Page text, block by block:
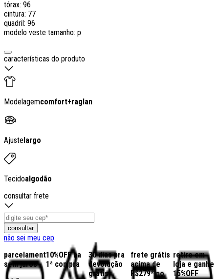
tórax: 96
cintura: 77
quadril: 96
modelo veste tamanho: p
características do produto
Modelagemcomfort+raglan
Ajustelargo
Tecidoalgodão
consultar frete
consultar
não sei meu cep
parcelamento
sem juros
10%OFF na
1ª compra
30 dias pra
devolução
grátis
frete grátis
acima de
R$279* no
retire em
loja e ganhe
15%OFF